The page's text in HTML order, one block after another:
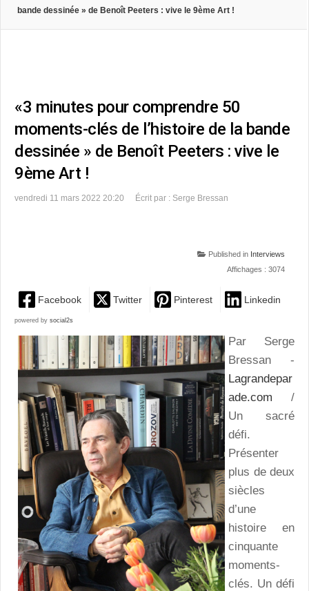
bande dessinée » de Benoît Peeters : vive le 9ème Art !
«3 minutes pour comprendre 50
moments-clés de l’histoire de la bande
dessinée » de Benoît Peeters : vive le
9ème Art !
vendredi 11 mars 2022 20:20 Écrit par : Serge Bressan
Published in Interviews
Affichages : 3074
Facebook Twitter Pinterest Linkedin
powered by social2s
Par Serge
Bressan -
Lagrandepar
ade.com /
Un sacré
défi.
Présenter
plus de deux
siècles
d’une
histoire en
cinquante
moments-
clés. Un défi